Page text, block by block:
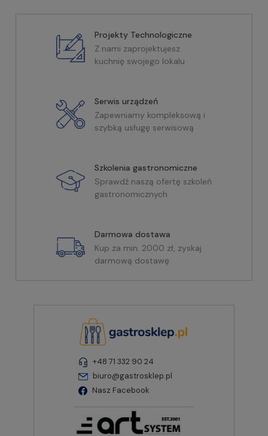
Projekty Technologiczne
Z nami zaprojektujesz
kuchnię swojego lokalu
Serwis urządzeń
Zapewniamy kompleksową i
szybką usługę serwisową
Szkolenia gastronomiczne
Sprawdź naszą ofertę szkoleń
gastronomicznych
Darmowa dostawa
Kup za min. 2000 zł, zyskaj
darmową dostawę
+48 71 332 90 24
biuro@gastrosklep.pl
Nasz Facebook